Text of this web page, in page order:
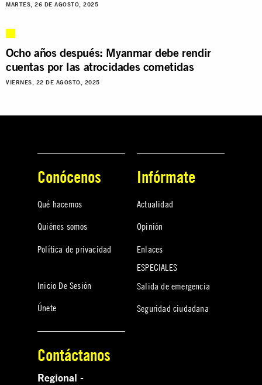
MARTES, 26 DE AGOSTO, 2025
Ocho años después: Myanmar debe rendir
cuentas por las atrocidades cometidas
VIERNES, 22 DE AGOSTO, 2025
Conócenos
Qué hacemos
Quiénes somos
Política de privacidad
Inicio De Sesión
Únete
Infórmate
Actualidad
Opinión
Enlaces
ESPECIALES
Salida de emergencia
Seguridad ciudadana
Contáctanos
Regional -